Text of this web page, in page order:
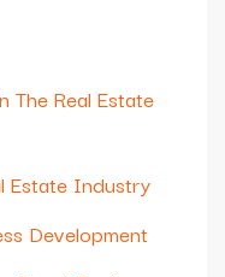
The Real Estate
Estate Industry
Development